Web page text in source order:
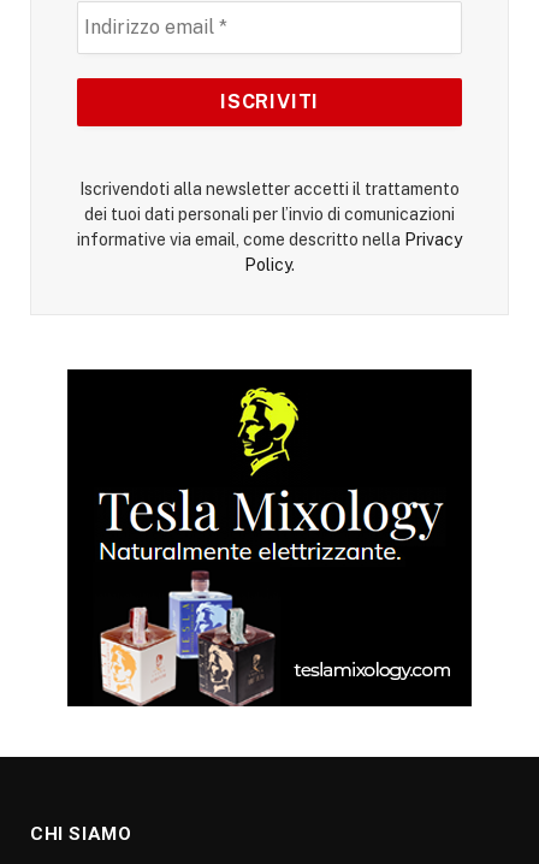
Iscrivendoti alla newsletter accetti il trattamento
dei tuoi dati personali per l’invio di comunicazioni
informative via email, come descritto nella Privacy
Policy.
CHI SIAMO